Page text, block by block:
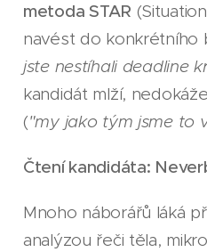
metoda STAR
navést do konkrétního
jste nestíhali deadline
kandidát mlží,
("my jako tým jsme to
Čtení kandidáta:
Mnoho náborářů láká
analýzou řeči těla,